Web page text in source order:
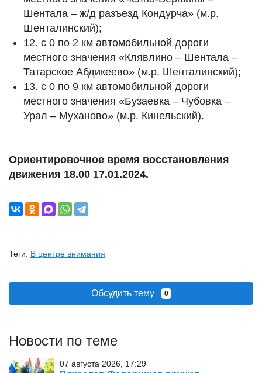
Шентала – ж/д разъезд Кондурча» (м.р.
Шенталинский);
12. с 0 по 2 км автомобильной дороги
местного значения «Клявлино – Шентала –
Татарское Абдикеево» (м.р. Шенталинский);
13. с 0 по 9 км автомобильной дороги
местного значения «Бузаевка – Чубовка –
Урал – Муханово» (м.р. Кинельский).
Ориентировочное время восстановления
движения 18.00 17.01.2024.
Теги: В центре внимания
Обсудить тему 0
Новости по теме
07 августа 2026, 17:29